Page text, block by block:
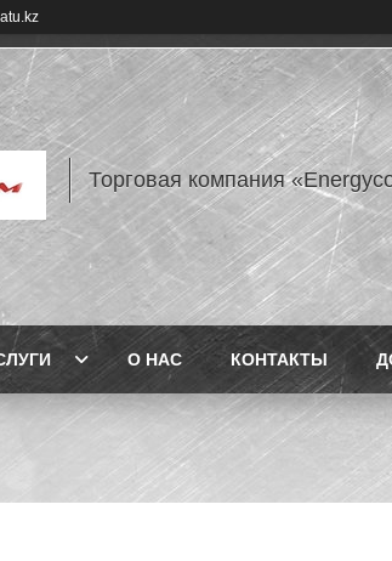
Торговая компания
О НАС КОНТАКТЫ